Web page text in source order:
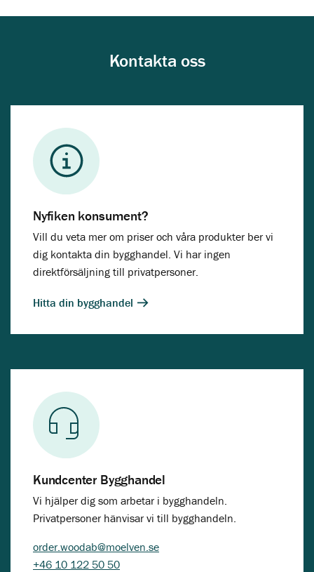
Kontakta oss
Nyfiken konsument?
Vill du veta mer om priser och våra produkter ber vi
dig kontakta din bygghandel. Vi har ingen
direktförsäljning till privatpersoner.
Hitta din bygghandel
Kundcenter Bygghandel
Vi hjälper dig som arbetar i bygghandeln.
Privatpersoner hänvisar vi till bygghandeln.
order.woodab@moelven.se
+46 10 122 50 50